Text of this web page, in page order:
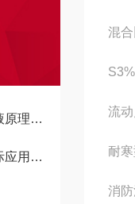
景汇总
作用
混
流
耐
消